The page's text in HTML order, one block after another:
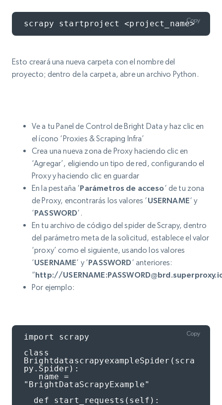
scrapy startproject <project_name>
Copy
Esto creará una nueva carpeta con el nombre del
proyecto; dentro de la carpeta, abre un archivo Python.
Ve a tu Panel de Control de Bright Data y haz clic en
el ícono ‘Proxies & Scraping Infra’
Crea una nueva zona de Proxy haciendo clic en
‘Agregar’, eligiendo un tipo de red, configurando el
Proxy y haciendo clic en guardar
En la pestaña ‘Parámetros de acceso‘ de tu zona
de Proxy, encontrarás los valores ‘USERNAME‘ y
‘PASSWORD‘.
En tu archivo de código del spider de Scrapy, dentro
del parámetro meta de la solicitud, establece el valor
‘proxy’ como el siguiente, usando los valores
‘USERNAME‘ y ‘PASSWORD‘ anteriores:
“http://USERNAME:
Por ejemplo:
import scrapy
class
BrightdatascrapyexampleSpider(scra
py.Spider):
"BrightDataScrapyExample"
Copy